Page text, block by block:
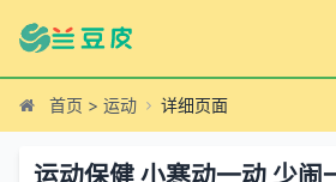
首页 > 运动 详细页面
运动保健 小寒动一动 少闹